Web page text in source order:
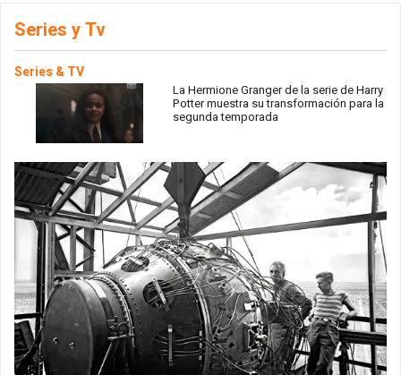
Series y Tv
Series & TV
La Hermione Granger de la serie de Harry
Potter muestra su transformación para la
segunda temporada